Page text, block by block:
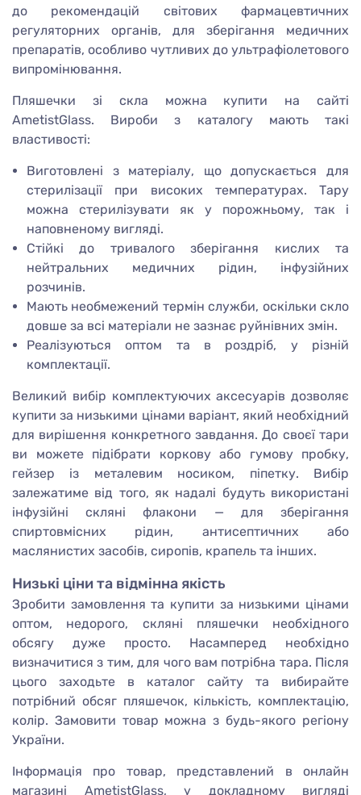
до рекомендацій світових фармацевтичних
регуляторних органів, для зберігання медичних
препаратів, особливо чутливих до ультрафіолетового
випромінювання.
Пляшечки зі скла можна купити на сайті
AmetistGlass. Вироби з каталогу мають такі
властивості:
Виготовлені з матеріалу, що допускається для
стерилізації при високих температурах. Тару
можна стерилізувати як у порожньому, так і
наповненому вигляді.
Стійкі до тривалого зберігання кислих та
нейтральних медичних рідин, інфузійних
розчинів.
Мають необмежений термін служби, оскільки скло
довше за всі матеріали не зазнає руйнівних змін.
Реалізуються оптом та в роздріб, у різній
комплектації.
Великий вибір комплектуючих аксесуарів дозволяє
купити за низькими цінами варіант, який необхідний
для вирішення конкретного завдання. До своєї тари
ви можете підібрати коркову або гумову пробку,
гейзер із металевим носиком, піпетку. Вибір
залежатиме від того, як надалі будуть використані
інфузійні скляні флакони — для зберігання
спиртовмісних рідин, антисептичних або
маслянистих засобів, сиропів, крапель та інших.
Низькі ціни та відмінна якість
Зробити замовлення та купити за низькими цінами
оптом, недорого, скляні пляшечки необхідного
обсягу дуже просто. Насамперед необхідно
визначитися з тим, для чого вам потрібна тара. Після
цього заходьте в каталог сайту та вибирайте
потрібний обсяг пляшечок, кількість, комплектацію,
колір. Замовити товар можна з будь-якого регіону
України.
Інформація про товар, представлений в онлайн
магазині AmetistGlass, у докладному вигляді